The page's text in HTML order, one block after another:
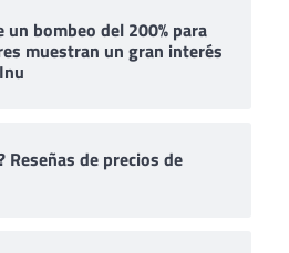
un bombeo del 200% para
muestran un gran interés
Reseñas de precios de